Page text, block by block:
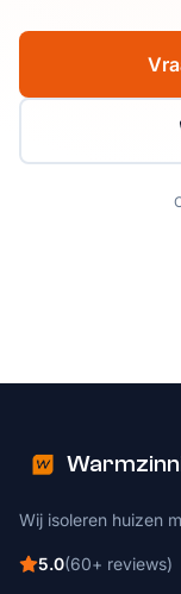
Wij isoleren huizen
5.0(60+ reviews)